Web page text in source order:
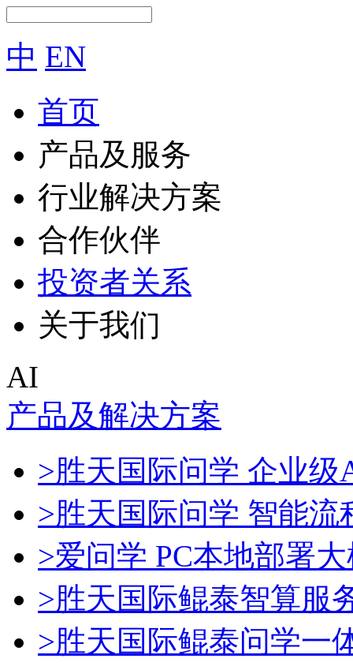
中 EN
首页
产品及服务
行业解决方案
合作伙伴
投资者关系
关于我们
AI
产品及解决方案
>胜天国际问学 企业级
>胜天国际问学 智能流
>爱问学 PC本地部署
>胜天国际鲲泰智算服
>胜天国际鲲泰问学一